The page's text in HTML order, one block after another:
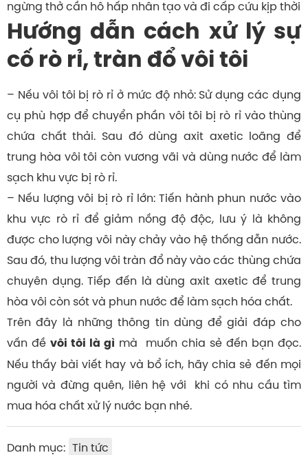
ngừng thở cần hô hấp nhân tạo và đi cấp cứu kịp thời
Hướng dẫn cách xử lý sự
cố rò rỉ, tràn đổ vôi tôi
– Nếu vôi tôi bị rò rỉ ở mức độ nhỏ: Sử dụng các dụng
cụ phù hợp để chuyển phần vôi tôi bị rò rỉ vào thùng
chứa chất thải. Sau đó dùng axit axetic loãng để
trung hòa vôi tôi còn vương vãi và dùng nước để làm
sạch khu vực bị rò rỉ.
– Nếu lượng vôi bị rò rỉ lớn: Tiến hành phun nước vào
khu vực rò rỉ để giảm nồng độ độc, lưu ý là không
được cho lượng vôi này chảy vào hệ thống dẫn nước.
Sau đó, thu lượng vôi tràn đổ này vào các thùng chứa
chuyên dụng. Tiếp đến là dùng axit axetic để trung
hòa vôi còn sót và phun nước để làm sạch hóa chất.
Trên đây là những thông tin dùng để giải đáp cho
vấn đề vôi tôi là gì mà muốn chia sẻ đến bạn đọc.
Nếu thấy bài viết hay và bổ ích, hãy chia sẻ đến mọi
người và đừng quên, liên hệ với khi có nhu cầu tìm
mua hóa chất xử lý nước bạn nhé.
Danh mục: Tin tức